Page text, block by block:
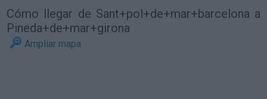
Cómo llegar de Sant+pol+de+mar+barcelona a
Pineda+de+mar+girona
Ampliar mapa